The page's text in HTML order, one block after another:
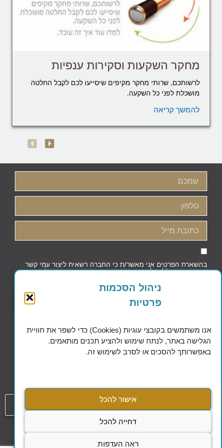
ניהול הסכמות
פרטיות
אנו משתמשים בקובצי עוגיות (Cookies) כדי לשפר את חוויית
הגלישה באתר, לנתח שימוש ולהציע תכנים מותאמים.
באפשרותך להסכים או לסרב לשימוש זה.
אישור להכל
דחייה להכל
ראה העדפות
מחקר השקעות וסקירות ענפיות
לרשותכם, שרותי מחקר מקיפים שיסייעו לכם לקבל החלטה
מושכלת לפני כל השקעה.
להמשך קריאה
בהשארת הפרטים אני מאשר/ת כי החברה רשאית ליצור עמי קשר
באמצעות דוא"ל, טלפון או הודעות, וכי קראתי ואני מסכים/ה
054-808-1508
עמודהסדרי נגישות